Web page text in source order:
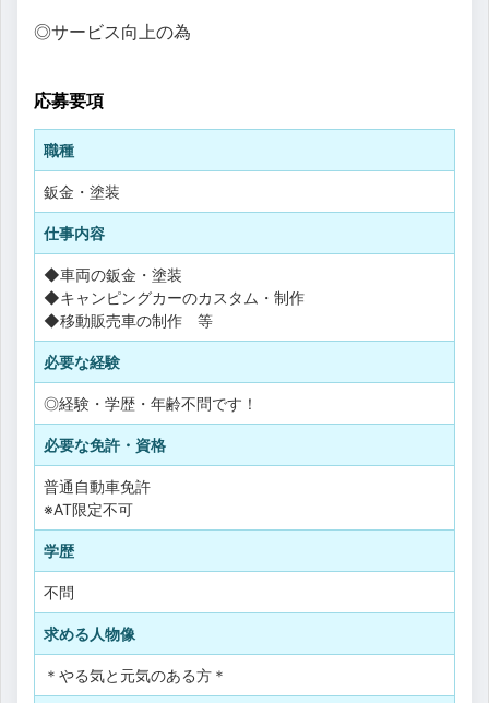
◎サービス向上の為
応募要項
職種
鈑金・塗装
仕事内容
◆車両の鈑金・塗装
◆キャンピングカーのカスタム・制作
◆移動販売車の制作 等
必要な経験
◎経験・学歴・年齢不問です！
必要な免許・資格
普通自動車免許
※AT限定不可
学歴
不問
求める人物像
＊やる気と元気のある方＊